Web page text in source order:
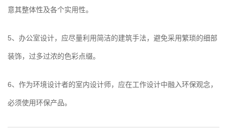
意其整体性及各个实用性。
5、办公室设计，应尽量利用简洁的建筑手法，避免采用繁琐的细部
装饰，过多过浓的色彩点缀。
6、作为环境设计者的室内设计师，应在工作设计中融入环保观念，
必须使用环保产品。